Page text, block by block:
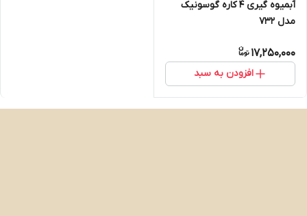
آبمیوه گیری 4 کاره گوسونیک
مدل 732
17,250,000
افزودن به سبد